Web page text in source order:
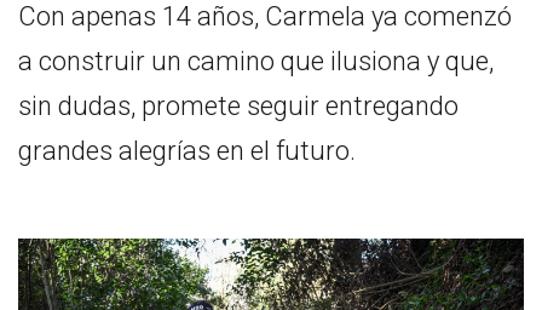
Con apenas 14 años, Carmela ya comenzó
a construir un camino que ilusiona y que,
sin dudas, promete seguir entregando
grandes alegrías en el futuro.